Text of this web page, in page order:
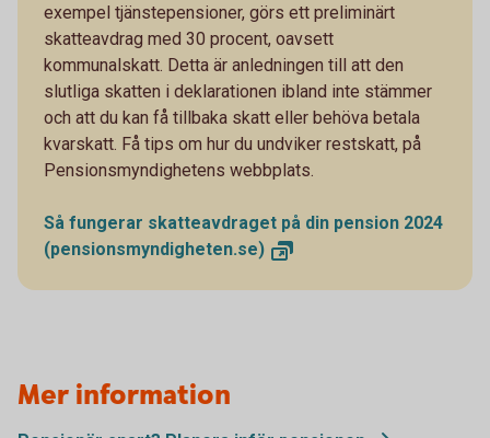
exempel tjänstepensioner, görs ett preliminärt
skatteavdrag med 30 procent, oavsett
kommunalskatt. Detta är anledningen till att den
slutliga skatten i deklarationen ibland inte stämmer
och att du kan få tillbaka skatt eller behöva betala
kvarskatt. Få tips om hur du undviker restskatt, på
Pensionsmyndighetens webbplats.
Så fungerar skatteavdraget på din pension 2024
(pensionsmyndigheten.se)
Mer information